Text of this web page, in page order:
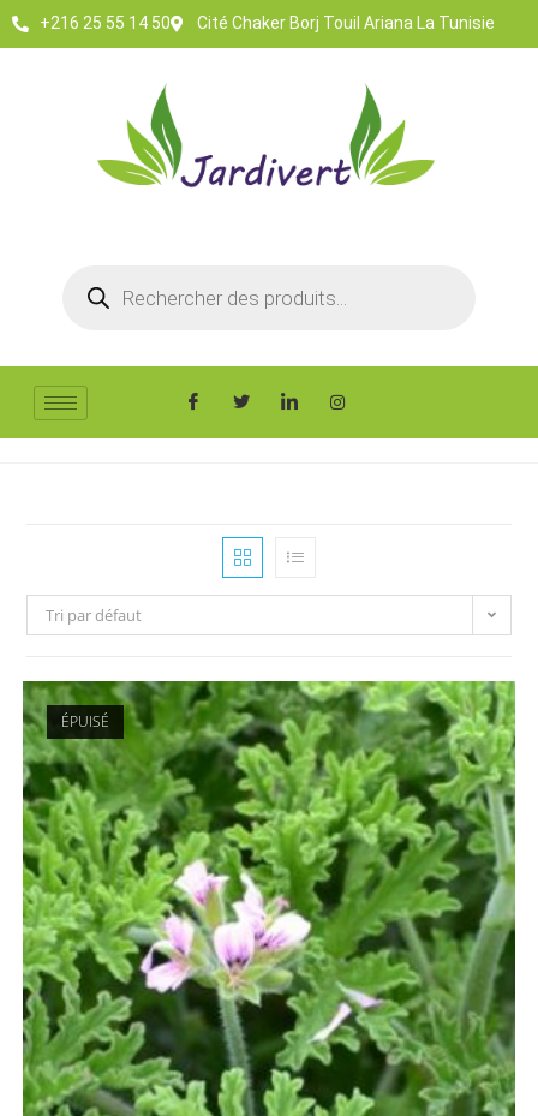
+216 25 55 14 50 Cité Chaker Borj Touil Ariana La Tunisie
Tri par défaut
ÉPUISÉ